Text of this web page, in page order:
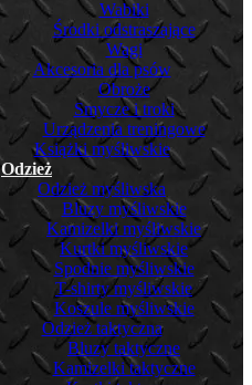
Wabiki
Środki odstraszające
Wagi
Akcesoria dla psów
Obroże
Smycze i troki
Urządzenia treningowe
Książki myśliwskie
Odzież
Odzież myśliwska
Bluzy myśliwskie
Kamizelki myśliwskie
Kurtki myśliwskie
Spodnie myśliwskie
T-shirty myśliwskie
Koszule myśliwskie
Odzież taktyczna
Bluzy taktyczne
Kamizelki taktyczne